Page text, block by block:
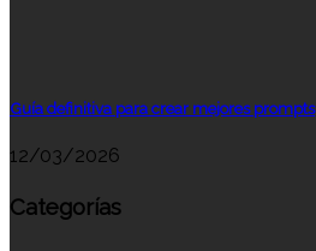
Guía definitiva para crear mejores prompts
12/03/2026
Categorías